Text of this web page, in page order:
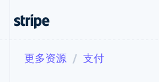
支付
按企业阶段
文档
学习
更多资源 支付